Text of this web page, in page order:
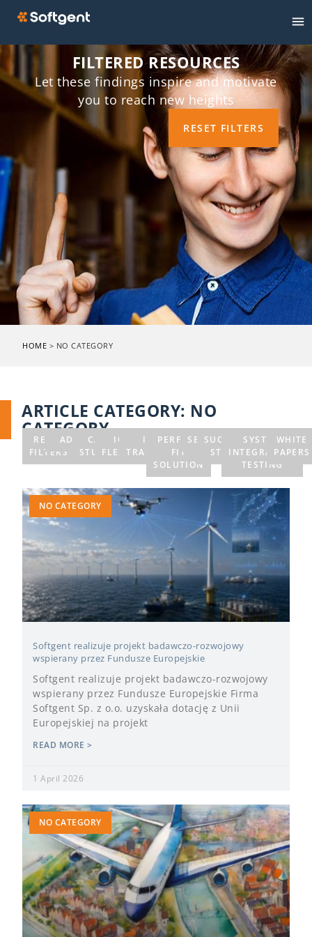
FILTERED RESOURCES
Let these findings inspire and motivate
you to reach new heights
RESET FILTERS
HOME > NO CATEGORY
ARTICLE CATEGORY: NO
CATEGORY
RESET
FILTERS
5G
ADVERGENT
CASE
STUDIES
IOT –
FLEXGENT
IOT –
TRACKGENT
PERFECT
FIT
SOLUTION
SERVICES
SUCCESS
STORY
SYSTEM
INTEGRATION
TESTING
WHITE
PAPERS
NO CATEGORY
Softgent realizuje projekt badawczo-rozwojowy
wspierany przez Fundusze Europejskie
Softgent realizuje projekt badawczo-rozwojowy
wspierany przez Fundusze Europejskie Firma
Softgent Sp. z o.o. uzyskała dotację z Unii
Europejskiej na projekt
READ MORE >
1 April 2026
NO CATEGORY